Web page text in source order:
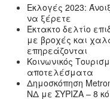
Εκλογές 2023:
να ξέρετε
Έκτακτο δελτίο
με βροχές και
επηρεάζονται
Κοινωνικός
αποτελέσματα
Δημοσκόπηση
ΝΔ με ΣΥΡΙΖΑ – 8